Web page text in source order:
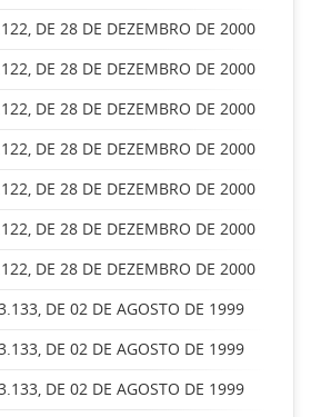
DE 28 DE DEZEMBRO DE 2000
DE 28 DE DEZEMBRO DE 2000
DE 28 DE DEZEMBRO DE 2000
DE 28 DE DEZEMBRO DE 2000
DE 28 DE DEZEMBRO DE 2000
DE 28 DE DEZEMBRO DE 2000
DE 28 DE DEZEMBRO DE 2000
DE 02 DE AGOSTO DE 1999
DE 02 DE AGOSTO DE 1999
DE 02 DE AGOSTO DE 1999